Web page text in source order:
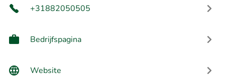
+31882050505
Bedrijfspagina
Website